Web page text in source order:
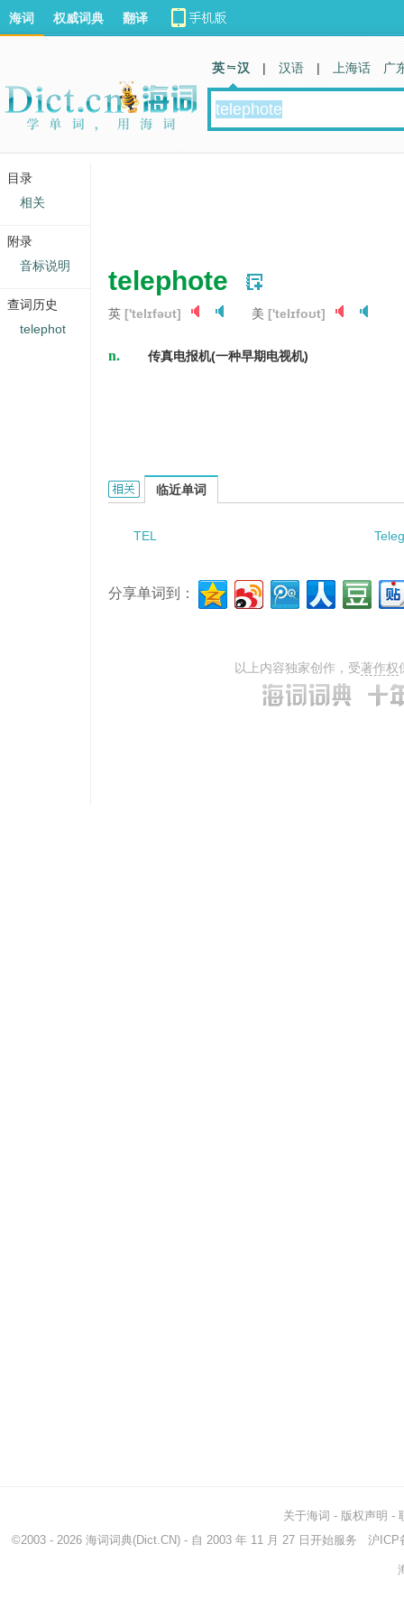
telephote
英 ['telɪfəʊt] 美 ['telɪfoʊt]
n. 传真电报机(一种早期电视机)
telephote的相关资料：
临近单词
TEL
分享单词到：
以上内容独家创作，受著作权
海词 权威词典 翻译
英 汉 | 汉语 | 上海话 广
关于海词 - 版权声明 -
©2003 - 2026 海词词典(Dict.CN) - 自 2003 年 11 月 27 日开始服务 沪ICP
目录
相关
附录
音标说明
查词历史
telephot